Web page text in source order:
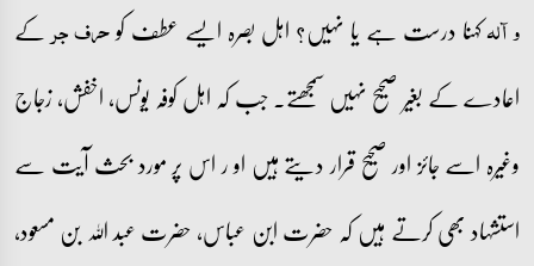
و آلہکہنا درست ہے یا نہیں؟ اہل بصرہ ایسے عطف کوحرف جرکے
اعادے کے بغیر صحیح نہیں سمجھتے۔ جب کہ اہل کوفہ یونس، اخفش، زجاج
وغیرہ اسے جائز اور صحیح قرار دیتے ہیں او ر اس پر مورد بحث آیت سے
استشہاد بھی کرتے ہیں کہ حضرت ابن عباس، حضرت عبد اللہ بن مسعود،